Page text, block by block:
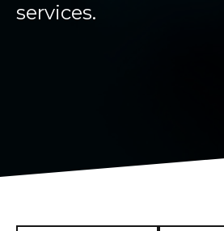
Realisaties
In de media
services.